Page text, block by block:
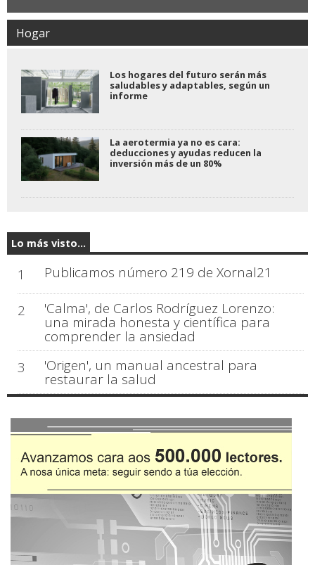
Hogar
Los hogares del futuro serán más
saludables y adaptables, según un
informe
La aerotermia ya no es cara:
deducciones y ayudas reducen la
inversión más de un 80%
Lo más visto...
1 Publicamos número 219 de Xornal21
2 'Calma', de Carlos Rodríguez Lorenzo:
una mirada honesta y científica para
comprender la ansiedad
3
'Origen', un manual ancestral para
restaurar la salud